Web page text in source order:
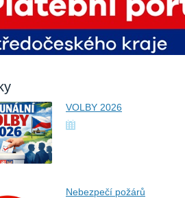
VOLBY 2026
Nebezpečí požárů